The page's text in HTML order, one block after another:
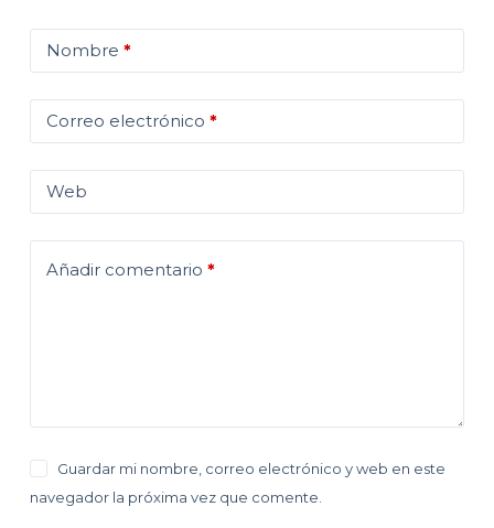
Nombre *
Correo electrónico *
Web
Añadir comentario *
Guardar mi nombre, correo electrónico y web en este
navegador la próxima vez que comente.